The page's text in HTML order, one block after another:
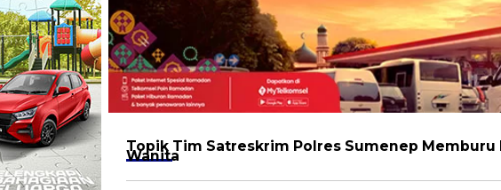
Topik Tim Satreskrim Polres Sumenep Memburu
Wanita